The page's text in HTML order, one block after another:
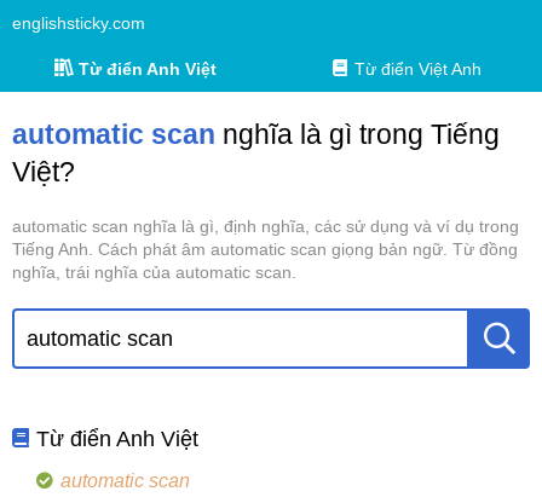
englishsticky.com
Từ điển Anh Việt Từ điển Việt Anh
automatic scan nghĩa là gì trong Tiếng
Việt?
automatic scan nghĩa là gì, định nghĩa, các sử dụng và ví dụ trong
Tiếng Anh. Cách phát âm automatic scan giọng bản ngữ. Từ đồng
nghĩa, trái nghĩa của automatic scan.
Từ điển Anh Việt
automatic scan